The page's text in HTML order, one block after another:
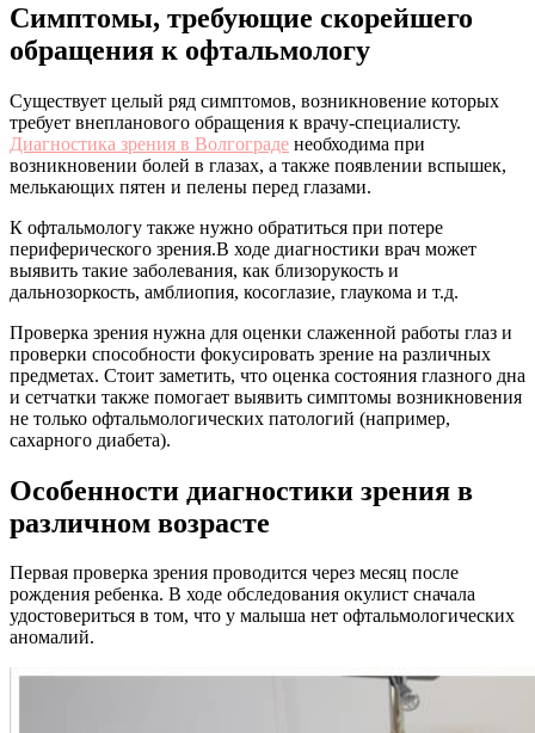
Симптомы, требующие скорейшего
обращения к офтальмологу
Существует целый ряд симптомов, возникновение которых
требует внепланового обращения к врачу-специалисту.
Диагностика зрения в Волгограде необходима при
возникновении болей в глазах, а также появлении вспышек,
мелькающих пятен и пелены перед глазами.
К офтальмологу также нужно обратиться при потере
периферического зрения.В ходе диагностики врач может
выявить такие заболевания, как близорукость и
дальнозоркость, амблиопия, косоглазие, глаукома и т.д.
Проверка зрения нужна для оценки слаженной работы глаз и
проверки способности фокусировать зрение на различных
предметах. Стоит заметить, что оценка состояния глазного дна
и сетчатки также помогает выявить симптомы возникновения
не только офтальмологических патологий (например,
сахарного диабета).
Особенности диагностики зрения в
различном возрасте
Первая проверка зрения проводится через месяц после
рождения ребенка. В ходе обследования окулист сначала
удостовериться в том, что у малыша нет офтальмологических
аномалий.